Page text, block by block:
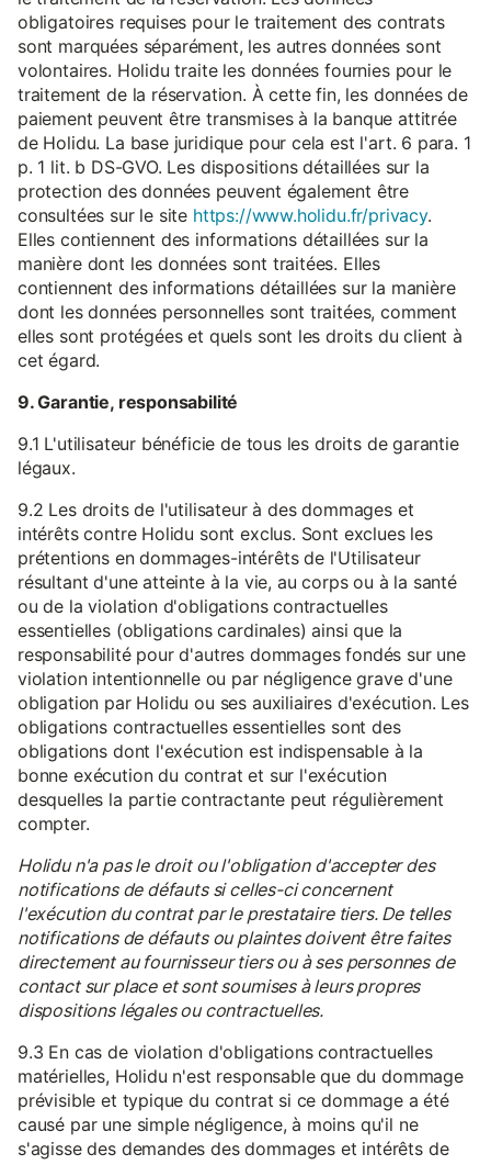
obligatoires requises pour le traitement des contrats
sont marquées séparément, les autres données sont
volontaires. Holidu traite les données fournies pour le
traitement de la réservation. À cette fin, les données de
paiement peuvent être transmises à la banque attitrée
de Holidu. La base juridique pour cela est l'art. 6 para. 1
p. 1 lit. b DS-GVO. Les dispositions détaillées sur la
protection des données peuvent également être
consultées sur le site https://www.holidu.fr/privacy.
Elles contiennent des informations détaillées sur la
manière dont les données sont traitées. Elles
contiennent des informations détaillées sur la manière
dont les données personnelles sont traitées, comment
elles sont protégées et quels sont les droits du client à
cet égard.
9. Garantie, responsabilité
9.1 L'utilisateur bénéficie de tous les droits de garantie
légaux.
9.2 Les droits de l'utilisateur à des dommages et
intérêts contre Holidu sont exclus. Sont exclues les
prétentions en dommages-intérêts de l'Utilisateur
résultant d'une atteinte à la vie, au corps ou à la santé
ou de la violation d'obligations contractuelles
essentielles (obligations cardinales) ainsi que la
responsabilité pour d'autres dommages fondés sur une
violation intentionnelle ou par négligence grave d'une
obligation par Holidu ou ses auxiliaires d'exécution. Les
obligations contractuelles essentielles sont des
obligations dont l'exécution est indispensable à la
bonne exécution du contrat et sur l'exécution
desquelles la partie contractante peut régulièrement
compter.
Holidu n'a pas le droit ou l'obligation d'accepter des
notifications de défauts si celles-ci concernent
l'exécution du contrat par le prestataire tiers. De telles
notifications de défauts ou plaintes doivent être faites
directement au fournisseur tiers ou à ses personnes de
contact sur place et sont soumises à leurs propres
dispositions légales ou contractuelles.
9.3 En cas de violation d'obligations contractuelles
matérielles, Holidu n'est responsable que du dommage
prévisible et typique du contrat si ce dommage a été
causé par une simple négligence, à moins qu'il ne
s'agisse des demandes des dommages et intérêts de